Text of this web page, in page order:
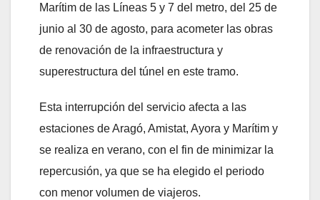
Marítim de las Líneas 5 y 7 del metro, del 25 de
junio al 30 de agosto, para acometer las obras
de renovación de la infraestructura y
superestructura del túnel en este tramo.
Esta interrupción del servicio afecta a las
estaciones de Aragó, Amistat, Ayora y Marítim y
se realiza en verano, con el fin de minimizar la
repercusión, ya que se ha elegido el periodo
con menor volumen de viajeros.